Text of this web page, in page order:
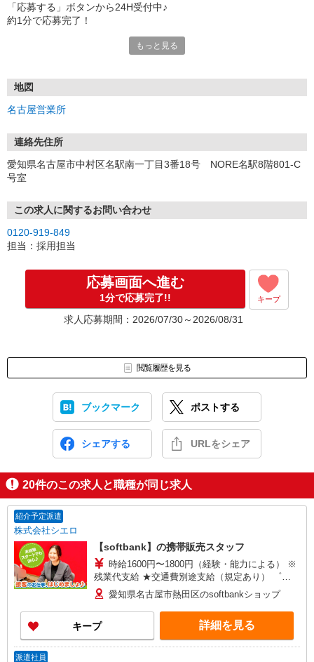
「応募する」ボタンから24H受付中♪
約1分で応募完了！
①応募から3営業日を目安に、メールorお電話でご連絡します。
★スマホでWEB面接（LINEなど）・出張面接・事務所面接と選べま
す
③面接実施（履歴書不要）
④勤務開始（スタート日は応相談）
お気軽にご応募ください♪
もっと見る
地図
名古屋営業所
連絡先住所
愛知県名古屋市中村区名駅南一丁目3番18号 NORE名駅8階801-C
号室
この求人に関するお問い合わせ
0120-919-849
担当：採用担当
応募画面へ進む
1分で応募完了!! キープ
求人応募期間：2026/07/30～2026/08/31
閲覧履歴を見る
ブックマーク ポストする
シェアする URLをシェア
20件のこの求人と職種が同じ求人
紹介予定派遣
株式会社シエロ
【softbank】の携帯販売スタッフ
時給1600円〜1800円（経験・能力による） ※
残業代支給 ★交通費別途支給（規定あり） ゜
+゜・。○。・゜+゜・。○。・゜+゜ 入社祝い金10
万円支給(規定有) お友達を紹介頂くと, インセンテ
ィブ支給(規定有) ★月2回払い・週払い可能（規程
有）★ ゜・。○。・゜+゜・。○。・゜+゜
愛知県名古屋市熱田区のsoftbankショップ
キープ 詳細を見る
派遣社員